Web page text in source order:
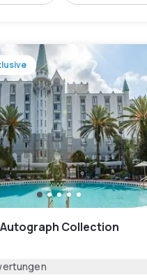
Collection